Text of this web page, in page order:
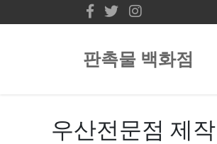
판촉물 백화점
우산전문점 제